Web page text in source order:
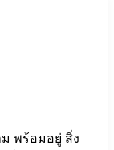
พร้อมอยู่ สิ่ง